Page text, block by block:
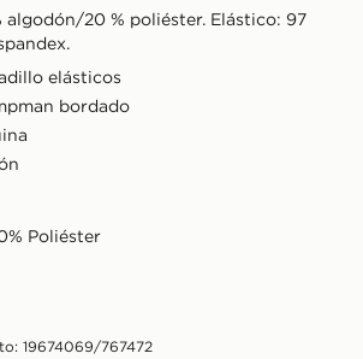
algodón/20 % poliéster. Elástico: 97
elásticos
bordado
Poliéster
19674069/767472